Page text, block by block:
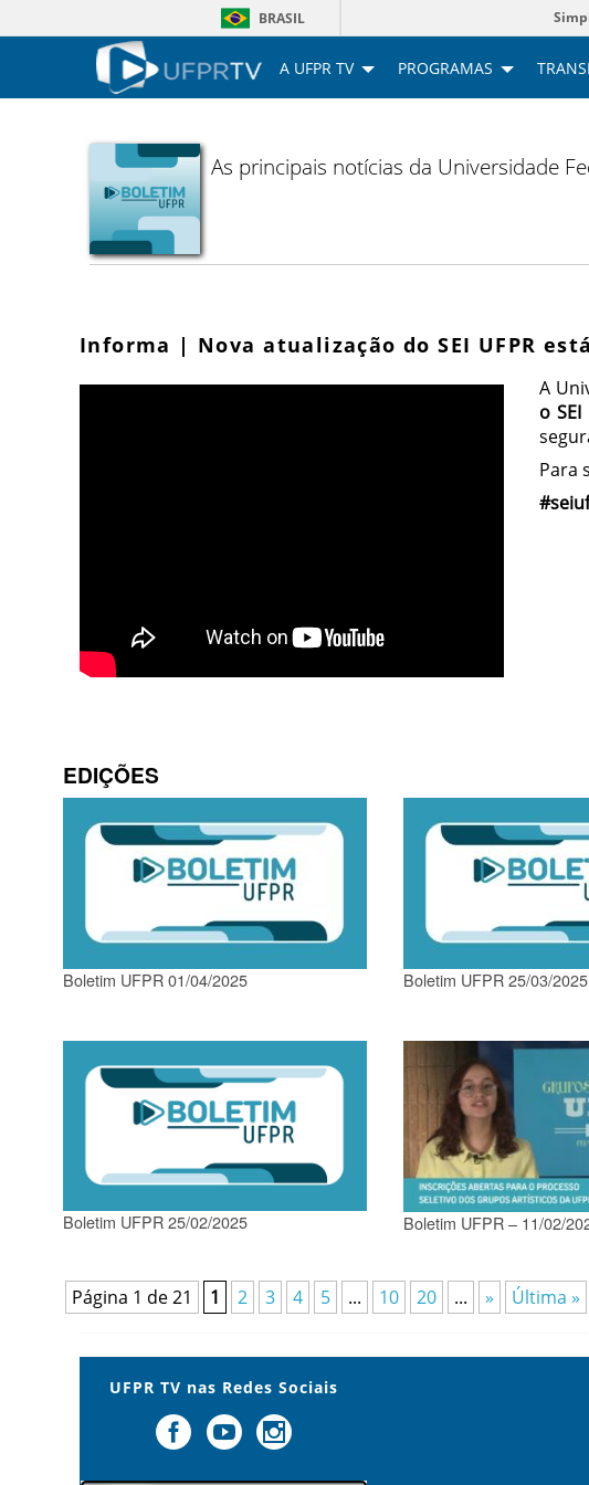
BRASIL
A UFPR TV PROGRAMAS
As principais notícias da Universidade
Informa | Nova atualização do SEI UFPR
A
o SEI
Para
EDIÇÕES
Boletim UFPR 01/04/2025 Boletim UFPR 25/03/2025
Boletim UFPR 25/02/2025 Boletim UFPR – 11/02/
Página 1 de 21 1 2 3 4 5 ... 10 20 ... » Última »
UFPR TV nas Redes Sociais